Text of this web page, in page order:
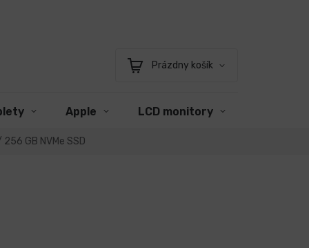
Nákupný
Prázdny košík
Apple LCD monitory
GB NVMe SSD